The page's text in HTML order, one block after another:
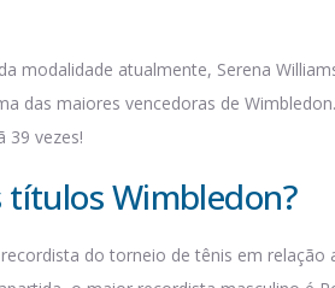
modalidade atualmente, Serena
das maiores vencedoras de
39 vezes!
Wimbledon?
do torneio de tênis em